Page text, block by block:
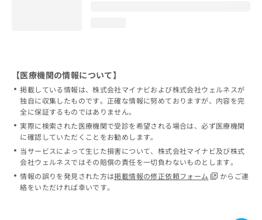
【医療機関の情報について】
掲載している情報は、株式会社マイナビおよび株式会社ウェルネスが
独自に収集したものです。正確な情報に努めておりますが、内容を完
全に保証するものではありません。
実際に検索された医療機関で受診を希望される場合は、必ず医療機関
に確認していただくことをお勧めします。
当サービスによって生じた損害について、株式会社マイナビ及び株式
会社ウェルネスではその賠償の責任を一切負わないものとします。
情報の誤りを発見された方は掲載情報の修正依頼フォーム
からご連
絡をいただければ幸いです。